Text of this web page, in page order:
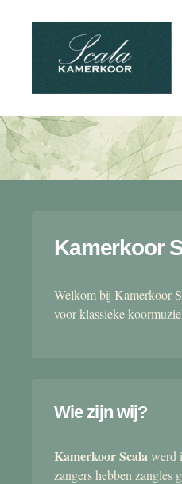
kamerkoor
Kamerkoor
Welkom bij Kamerkoor
voor klassieke
Wie zijn wij?
Kamerkoor Scalawerd
zangers hebben zangles